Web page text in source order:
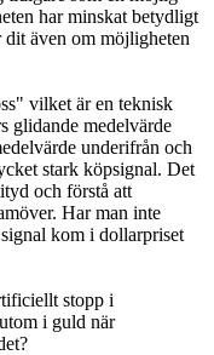
har minskat betydligt
även om möjligheten
vilket är en teknisk
glidande medelvärde
underifrån och
stark köpsignal. Det
och förstå att
Har man inte
kom i dollarpriset
stopp i
i guld när